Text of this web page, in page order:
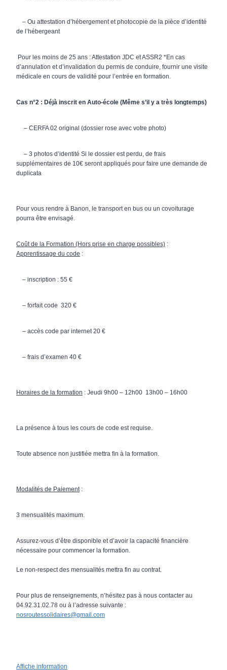
– Ou attestation d’hébergement et photocopie de la pièce d’identité
de l’hébergeant
Pour les moins de 25 ans : Attestation JDC et ASSR2 *En cas
d’annulation et d’invalidation du permis de conduire, fournir une visite
médicale en cours de validité pour l’entrée en formation.
Cas n°2 : Déjà inscrit en Auto-école (Même s’il y a très longtemps)
– CERFA 02 original (dossier rose avec votre photo)
– 3 photos d’identité Si le dossier est perdu, de frais
supplémentaires de 10€ seront appliqués pour faire une demande de
duplicata
Pour vous rendre à Banon, le transport en bus ou un covoiturage
pourra être envisagé.
Coût de la Formation (Hors prise en charge possibles) :
Apprentissage du code :
– inscription : 55 €
– forfait code 320 €
– accès code par internet 20 €
– frais d’examen 40 €
Horaires de la formation : Jeudi 9h00 – 12h00 13h00 – 16h00
La présence à tous les cours de code est requise.
Toute absence non justifiée mettra fin à la formation.
Modalités de Paiement:
3 mensualités maximum.
Assurez-vous d’être disponible et d’avoir la capacité financière
nécessaire pour commencer la formation.
Le non-respect des mensualités mettra fin au contrat.
Pour plus de renseignements, n’hésitez pas à nous contacter au
04.92.31.02.78 ou à l’adresse suivante :
nosroutessolidaires@gmail.com
Affiche information